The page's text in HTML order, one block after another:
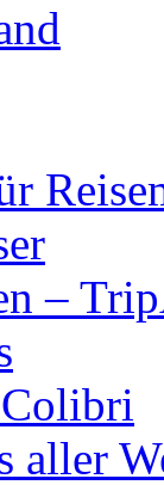
–
aller